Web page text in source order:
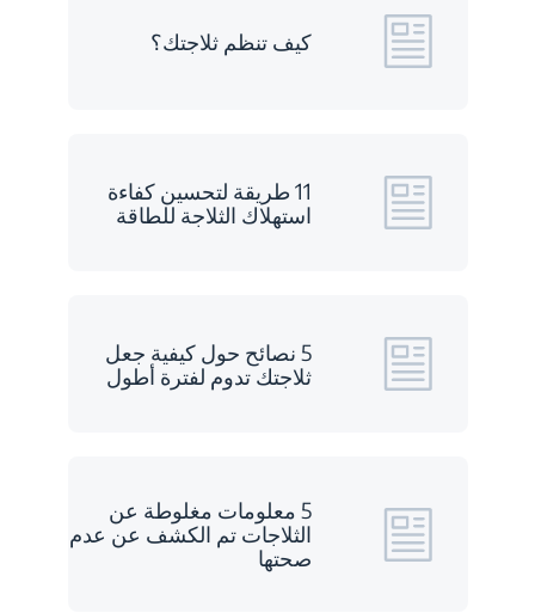
كيف تنظم ثلاجتك؟
11 طريقة لتحسين كفاءة
استهلاك الثلاجة للطاقة
5 نصائح حول كيفية جعل
ثلاجتك تدوم لفترة أطول
5 معلومات مغلوطة عن
الثلاجات تم الكشف عن عدم
صحتها